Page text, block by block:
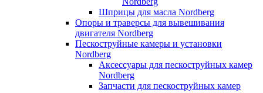
Шприцы для масла Nordberg
Опоры и траверсы для вывешивания
двигателя Nordberg
Пескоструйные камеры и установки
Nordberg
Аксессуары для пескоструйных камер
Nordberg
Запчасти для пескоструйных камер